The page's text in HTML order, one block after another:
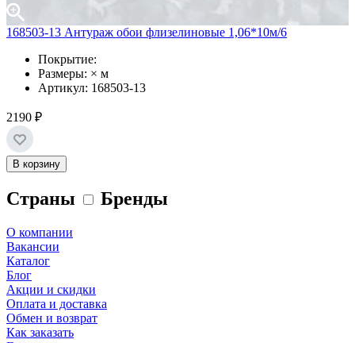
168503-13 Антураж обои флизелиновые 1,06*10м/6
Покрытие:
Размеры: × м
Артикул: 168503-13
2190 ₽
В корзину
Страны Бренды
О компании
Вакансии
Каталог
Блог
Акции и скидки
Оплата и доставка
Обмен и возврат
Как заказать